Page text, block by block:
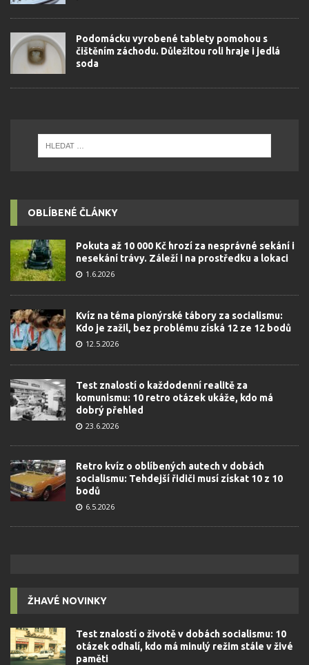
Podomácku vyrobené tablety pomohou s
čištěním záchodu. Důležitou roli hraje i jedlá
soda
OBLÍBENÉ ČLÁNKY
Pokuta až 10 000 Kč hrozí za nesprávné sekání i
nesekání trávy. Záleží i na prostředku a lokaci
1.6.2026
Kvíz na téma pionýrské tábory za socialismu:
Kdo je zažil, bez problému získá 12 ze 12 bodů
12.5.2026
Test znalostí o každodenní realitě za
komunismu: 10 retro otázek ukáže, kdo má
dobrý přehled
23.6.2026
Retro kvíz o oblíbených autech v dobách
socialismu: Tehdejší řidiči musí získat 10 z 10
bodů
6.5.2026
ŽHAVÉ NOVINKY
Test znalostí o životě v dobách socialismu: 10
otázek odhalí, kdo má minulý režim stále v živé
paměti